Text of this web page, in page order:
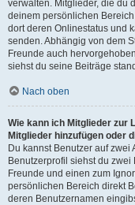
verwalten. Mitglieder, die du
deinem persönlichen
dort deren Onlinestatus und
senden. Abhängig von dem
Freunde auch
siehst du seine Beiträge
Nach oben
Wie kann ich Mitglieder zur
Mitglieder hinzufügen oder
Du kannst Benutzer auf zwei
Benutzerprofil siehst du
Freunde und einen zum
persönlichen Bereich direkt
deren Benutzernamen